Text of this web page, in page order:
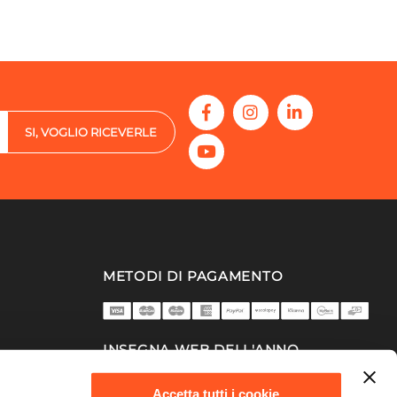
Accetta tutti i cookie
SI, VOGLIO RICEVERLE
METODI DI PAGAMENTO
INSEGNA WEB DELL'ANNO